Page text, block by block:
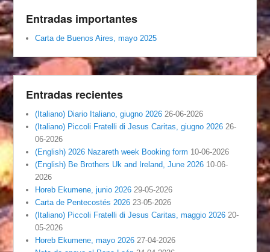
Entradas importantes
Carta de Buenos Aires, mayo 2025
Entradas recientes
(Italiano) Diario Italiano, giugno 2026 26-06-2026
(Italiano) Piccoli Fratelli di Jesus Caritas, giugno 2026 26-
06-2026
(English) 2026 Nazareth week Booking form 10-06-2026
(English) Be Brothers Uk and Ireland, June 2026 10-06-
2026
Horeb Ekumene, junio 2026 29-05-2026
Carta de Pentecostés 2026 23-05-2026
(Italiano) Piccoli Fratelli di Jesus Caritas, maggio 2026 20-
05-2026
Horeb Ekumene, mayo 2026 27-04-2026